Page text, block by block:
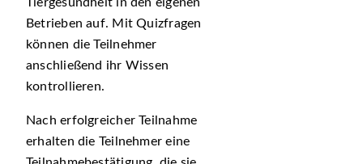
Betrieben auf. Mit Quizfragen
können die Teilnehmer
anschließend ihr Wissen
kontrollieren.
Nach erfolgreicher Teilnahme
erhalten die Teilnehmer eine